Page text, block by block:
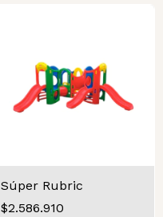
Súper Rubric
$2.586.910